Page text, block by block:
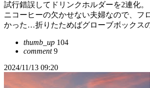
試行錯誤してドリンクホルダーを2連化
ニコーヒーの欠かせない夫婦なので、フ
かった…折りたためばグローブボックス
thumb_up 104
comment9
2024/11/13 09:20